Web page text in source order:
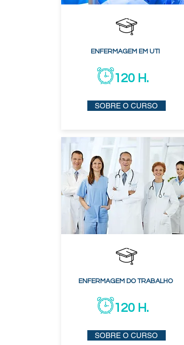
ENFERMAGEM EM UTI
120 H.
SOBRE O CURSO
ENFERMAGEM DO TRABALHO
120 H.
SOBRE O CURSO